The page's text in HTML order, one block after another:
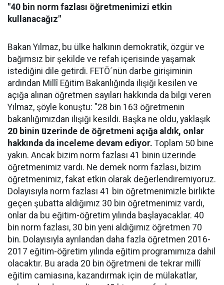
"40 bin norm fazlası öğretmenimizi etkin
kullanacağız"
Bakan Yılmaz, bu ülke halkının demokratik, özgür ve
bağımsız bir şekilde ve refah içerisinde yaşamak
istediğini dile getirdi. FETÖ´nün darbe girişiminin
ardından Millî Eğitim Bakanlığında ilişiği kesilen ve
açığa alınan öğretmen sayıları hakkında da bilgi veren
Yılmaz, şöyle konuştu: "28 bin 163 öğretmenin
bakanlığımızdan ilişiği kesildi. Başka ne oldu, yaklaşık
20 binin üzerinde de öğretmeni açığa aldık, onlar
hakkında da inceleme devam ediyor. Toplam 50 bine
yakın. Ancak bizim norm fazlası 41 binin üzerinde
öğretmenimiz vardı. Ne demek norm fazlası, bizim
öğretmenimiz, fakat etkin olarak değerlendiremiyoruz.
Dolayısıyla norm fazlası 41 bin öğretmenimizle birlikte
geçen şubatta aldığımız 30 bin öğretmenimiz vardı,
onlar da bu eğitim-öğretim yılında başlayacaklar. 40
bin norm fazlası, 30 bin yeni aldığımız öğretmen 70
bin. Dolayısıyla ayrılandan daha fazla öğretmen 2016-
2017 eğitim-öğretim yılında eğitim programımıza dahil
olacaktır. Bu arada 20 bin öğretmeni de tekrar millî
eğitim camiasına, kazandırmak için de mülakatlar,